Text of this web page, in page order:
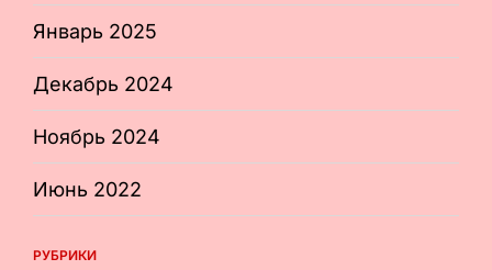
Январь 2025
Декабрь 2024
Ноябрь 2024
Июнь 2022
РУБРИКИ